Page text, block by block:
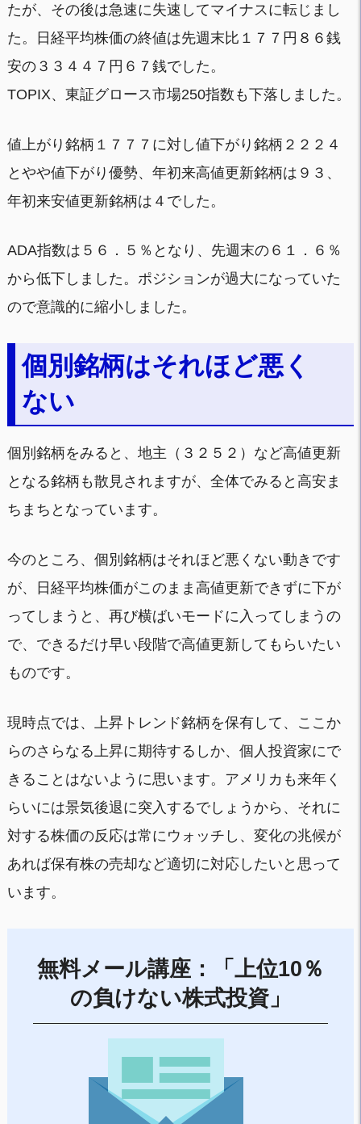
たが、その後は急速に失速してマイナスに転じまし
た。日経平均株価の終値は先週末比１７７円８６銭
安の３３４４７円６７銭でした。
TOPIX、東証グロース市場250指数も下落しました。
値上がり銘柄１７７７に対し値下がり銘柄２２２４
とやや値下がり優勢、年初来高値更新銘柄は９３、
年初来安値更新銘柄は４でした。
ADA指数は５６．５％となり、先週末の６１．６％
から低下しました。ポジションが過大になっていた
ので意識的に縮小しました。
個別銘柄はそれほど悪く
ない
個別銘柄をみると、地主（３２５２）など高値更新
となる銘柄も散見されますが、全体でみると高安ま
ちまちとなっています。
今のところ、個別銘柄はそれほど悪くない動きです
が、日経平均株価がこのまま高値更新できずに下が
ってしまうと、再び横ばいモードに入ってしまうの
で、できるだけ早い段階で高値更新してもらいたい
ものです。
現時点では、上昇トレンド銘柄を保有して、ここか
らのさらなる上昇に期待するしか、個人投資家にで
きることはないように思います。アメリカも来年く
らいには景気後退に突入するでしょうから、それに
対する株価の反応は常にウォッチし、変化の兆候が
あれば保有株の売却など適切に対応したいと思って
います。
無料メール講座：「上位10％
の負けない株式投資」